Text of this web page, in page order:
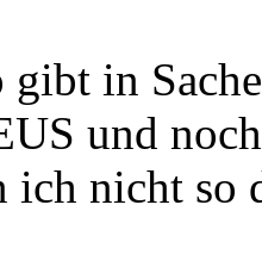
gibt in
und
ich nicht so